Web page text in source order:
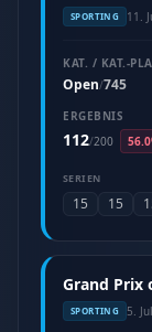
SPORTING 11.
KAT. / KAT.-
Open/745
ERGEBNIS
112/200
SERIEN
15 15
Grand Prix
SPORTING 5.